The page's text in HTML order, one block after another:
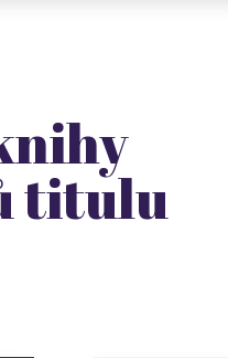
titulu